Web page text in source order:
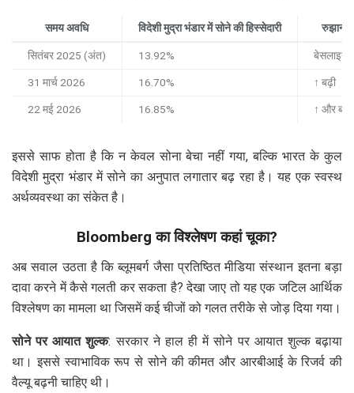
समय अवधि विदेशी मुद्रा भंडार में सोने की हिस्सेदारी रुझान
सितंबर 2025 (अंत) 13.92% बेसलाइन
31 मार्च 2026 16.70% ↑ बढ़ी
22 मई 2026 16.85% ↑ और बढ़ी
इससे साफ होता है कि न केवल सोना बेचा नहीं गया, बल्कि भारत के कुल
विदेशी मुद्रा भंडार में सोने का अनुपात लगातार बढ़ रहा है। यह एक स्वस्थ
अर्थव्यवस्था का संकेत है।
Bloomberg का विश्लेषण कहां चूका?
अब सवाल उठता है कि ब्लूमबर्ग जैसा प्रतिष्ठित मीडिया संस्थान इतना बड़ा
दावा करने में कैसे गलती कर सकता है? देखा जाए तो यह एक जटिल आर्थिक
विश्लेषण का मामला था जिसमें कई चीजों को गलत तरीके से जोड़ दिया गया।
सोने पर आयात शुल्क: सरकार ने हाल ही में सोने पर आयात शुल्क बढ़ाया
था। इससे स्वाभाविक रूप से सोने की कीमत और आरबीआई के रिजर्व की
वैल्यू बढ़नी चाहिए थी।